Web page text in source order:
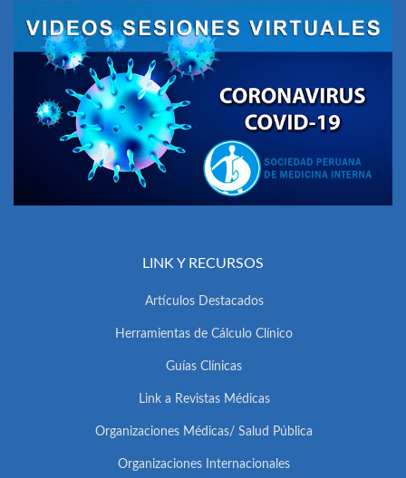
LINK Y RECURSOS
Artículos Destacados
Herramientas de Cálculo Clínico
Guías Clínicas
Link a Revistas Médicas
Organizaciones Médicas/ Salud Pública
Organizaciones Internacionales